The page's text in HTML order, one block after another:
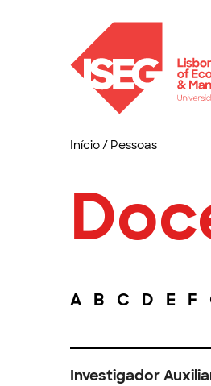
Início/ Pessoas
A B C D E F
Investigador